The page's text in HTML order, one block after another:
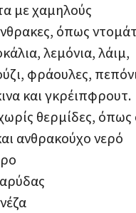
με χαμηλούς
όπως
λεμόνια, λάιμ,
φράουλες,
και γκρέιπφρουτ.
θερμίδες, όπως
ανθρακούχο νερό